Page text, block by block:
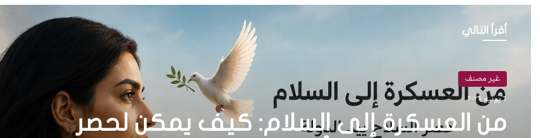
أقرأ التالي
غير مصنف
٦ يونيو ٢٠٢٦
من العسكرة إلى السلام: كيف يمكن لحصر